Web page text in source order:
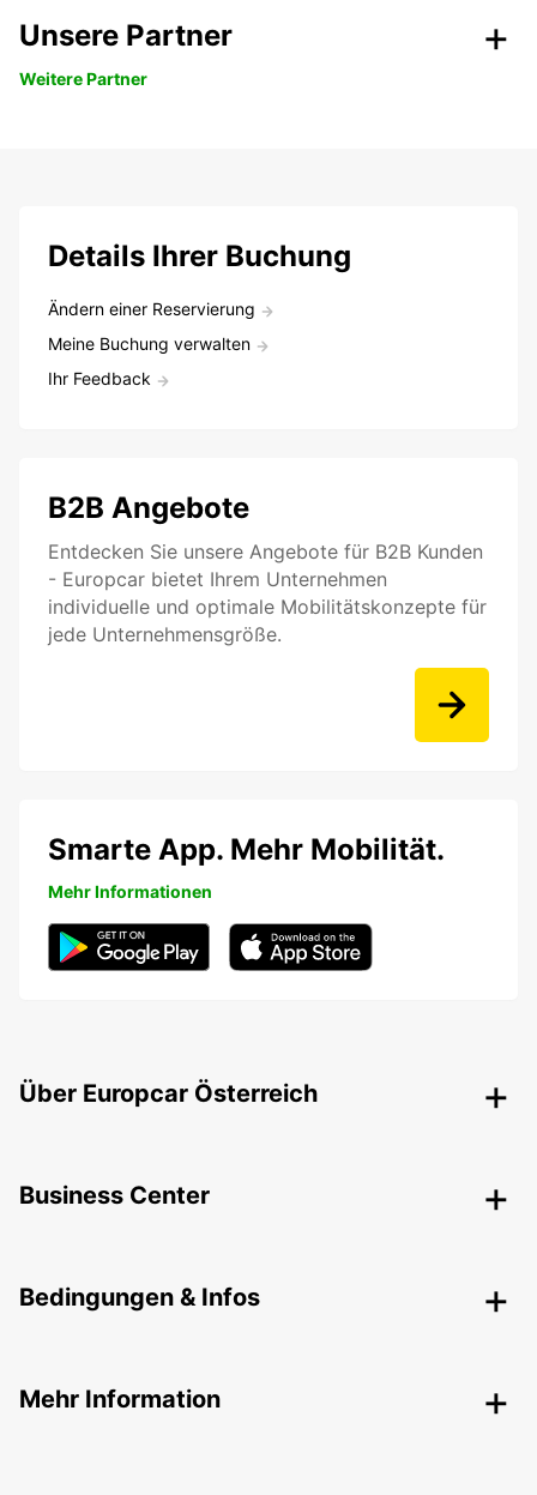
Unsere Partner
Weitere Partner
Details Ihrer Buchung
Ändern einer Reservierung
Meine Buchung verwalten
Ihr Feedback
B2B Angebote
Entdecken Sie unsere Angebote für B2B Kunden
- Europcar bietet Ihrem Unternehmen
individuelle und optimale Mobilitätskonzepte für
jede Unternehmensgröße.
Smarte App. Mehr Mobilität.
Mehr Informationen
Über Europcar Österreich
Business Center
Bedingungen & Infos
Mehr Information